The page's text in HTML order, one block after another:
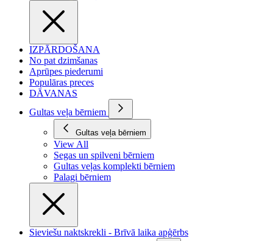
IZPĀRDOŠANA
No pat dzimšanas
Aprūpes piederumi
Populāras preces
DĀVANAS
Gultas veļa bērniem
Gultas veļa bērniem
View All
Segas un spilveni bērniem
Gultas veļas komplekti bērniem
Palagi bērniem
Sieviešu naktskrekli - Brīvā laika apģērbs